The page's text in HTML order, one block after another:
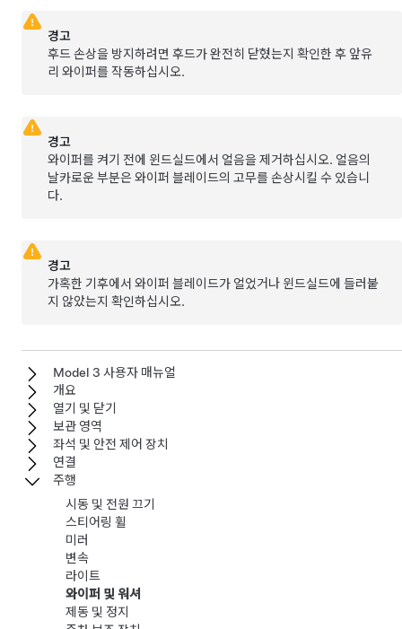
경고
후드 손상을 방지하려면 후드가 완전히 닫혔는지 확인한 후 앞유
리 와이퍼를 작동하십시오.
경고
와이퍼를 켜기 전에 윈드실드에서 얼음을 제거하십시오. 얼음의
날카로운 부분은 와이퍼 블레이드의 고무를 손상시킬 수 있습니
다.
경고
가혹한 기후에서 와이퍼 블레이드가 얼었거나 윈드실드에 들러붙
지 않았는지 확인하십시오.
Model 3 사용자 매뉴얼
개요
열기 및 닫기
보관 영역
좌석 및 안전 제어 장치
연결
주행
시동 및 전원 끄기
스티어링 휠
미러
변속
라이트
와이퍼 및 워셔
제동 및 정지